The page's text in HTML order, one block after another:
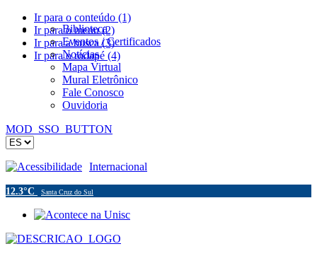
Ir para o conteúdo (1)
Ir para o menu (2)
Ir para a busca (3)
Ir para o rodapé (4)
Biblioteca
Eventos / Certificados
Notícias
Mapa Virtual
Mural Eletrônico
Fale Conosco
Ouvidoria
MOD_SSO_BUTTON
Acessibilidade Internacional
12.3°C Santa Cruz do Sul